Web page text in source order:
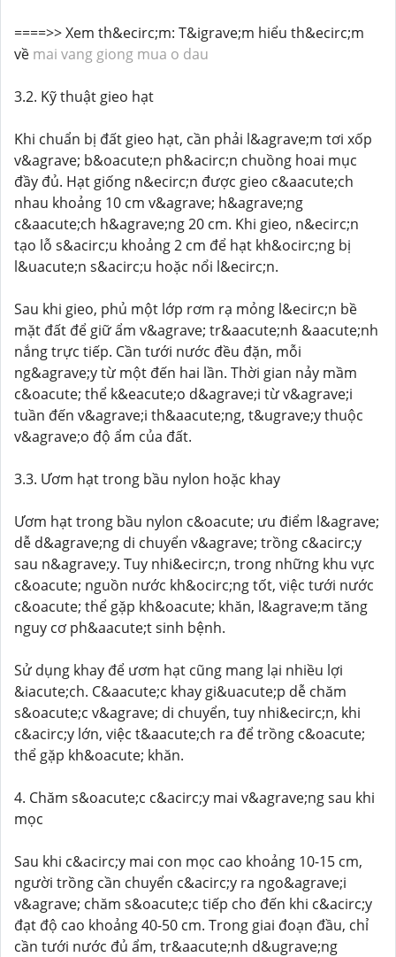
====>> Xem th&ecirc;m: T&igrave;m hiểu th&ecirc;m
về mai vang giong mua o dau
3.2. Kỹ thuật gieo hạt
Khi chuẩn bị đất gieo hạt, cần phải l&agrave;m tơi xốp
v&agrave; b&oacute;n ph&acirc;n chuồng hoai mục
đầy đủ. Hạt giống n&ecirc;n được gieo c&aacute;ch
nhau khoảng 10 cm v&agrave; h&agrave;ng
c&aacute;ch h&agrave;ng 20 cm. Khi gieo, n&ecirc;n
tạo lỗ s&acirc;u khoảng 2 cm để hạt kh&ocirc;ng bị
l&uacute;n s&acirc;u hoặc nổi l&ecirc;n.
Sau khi gieo, phủ một lớp rơm rạ mỏng l&ecirc;n bề
mặt đất để giữ ẩm v&agrave; tr&aacute;nh &aacute;nh
nắng trực tiếp. Cần tưới nước đều đặn, mỗi
ng&agrave;y từ một đến hai lần. Thời gian nảy mầm
c&oacute; thể k&eacute;o d&agrave;i từ v&agrave;i
tuần đến v&agrave;i th&aacute;ng, t&ugrave;y thuộc
v&agrave;o độ ẩm của đất.
3.3. Ươm hạt trong bầu nylon hoặc khay
Ươm hạt trong bầu nylon c&oacute; ưu điểm l&agrave;
dễ d&agrave;ng di chuyển v&agrave; trồng c&acirc;y
sau n&agrave;y. Tuy nhi&ecirc;n, trong những khu vực
c&oacute; nguồn nước kh&ocirc;ng tốt, việc tưới nước
c&oacute; thể gặp kh&oacute; khăn, l&agrave;m tăng
nguy cơ ph&aacute;t sinh bệnh.
Sử dụng khay để ươm hạt cũng mang lại nhiều lợi
&iacute;ch. C&aacute;c khay gi&uacute;p dễ chăm
s&oacute;c v&agrave; di chuyển, tuy nhi&ecirc;n, khi
c&acirc;y lớn, việc t&aacute;ch ra để trồng c&oacute;
thể gặp kh&oacute; khăn.
4. Chăm s&oacute;c c&acirc;y mai v&agrave;ng sau khi
mọc
Sau khi c&acirc;y mai con mọc cao khoảng 10-15 cm,
người trồng cần chuyển c&acirc;y ra ngo&agrave;i
v&agrave; chăm s&oacute;c tiếp cho đến khi c&acirc;y
đạt độ cao khoảng 40-50 cm. Trong giai đoạn đầu, chỉ
cần tưới nước đủ ẩm, tr&aacute;nh d&ugrave;ng